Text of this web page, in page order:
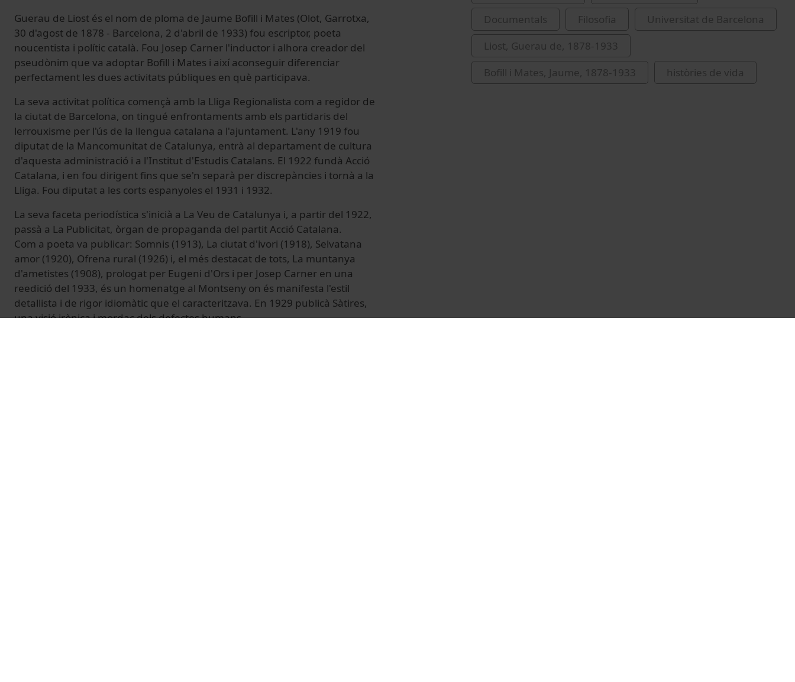
Guerau de Liost és el nom de ploma de Jaume Bofill i Mates (Olot, Garrotxa,
30 d'agost de 1878 - Barcelona, 2 d'abril de 1933) fou escriptor, poeta
noucentista i polític català. Fou Josep Carner l'inductor i alhora creador del
pseudònim que va adoptar Bofill i Mates i així aconseguir diferenciar
perfectament les dues activitats públiques en què participava.
La seva activitat política començà amb la Lliga Regionalista com a regidor de
la ciutat de Barcelona, on tingué enfrontaments amb els partidaris del
lerrouxisme per l'ús de la llengua catalana a l'ajuntament. L'any 1919 fou
diputat de la Mancomunitat de Catalunya, entrà al departament de cultura
d'aquesta administració i a l'Institut d'Estudis Catalans. El 1922 fundà Acció
Catalana, i en fou dirigent fins que se'n separà per discrepàncies i tornà a la
Lliga. Fou diputat a les corts espanyoles el 1931 i 1932.
La seva faceta periodística s'inicià a La Veu de Catalunya i, a partir del 1922,
passà a La Publicitat, òrgan de propaganda del partit Acció Catalana.
Com a poeta va publicar: Somnis (1913), La ciutat d'ivori (1918), Selvatana
amor (1920), Ofrena rural (1926) i, el més destacat de tots, La muntanya
d'ametistes (1908), prologat per Eugeni d'Ors i per Josep Carner en una
reedició del 1933, és un homenatge al Montseny on és manifesta l'estil
detallista i de rigor idiomàtic que el caracteritzava. En 1929 publicà Sàtires,
una visió irònica i mordaç dels defectes humans.
Documentals
Filosofia
Universitat de Barcelona
Liost, Guerau de, 1878-1933
Bofill i Mates, Jaume, 1878-1933
històries de vida